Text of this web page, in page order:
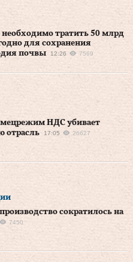
необходимо тратить 50 млрд
для сохранения
почвы
12:26 7569
НДС убивает
отрасль
17:05 26627
сократилось на
7450